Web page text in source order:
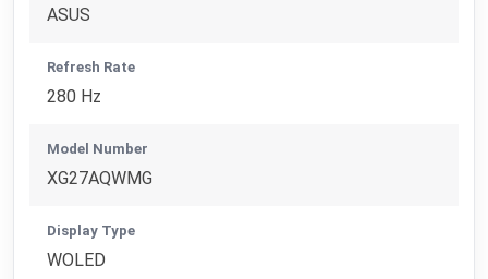
ASUS
Refresh Rate
280 Hz
Model Number
XG27AQWMG
Display Type
WOLED